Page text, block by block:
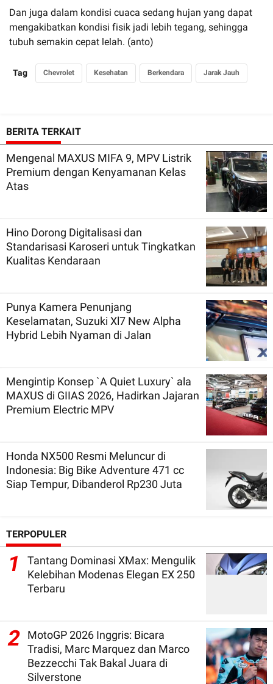
Dan juga dalam kondisi cuaca sedang hujan yang dapat
mengakibatkan kondisi fisik jadi lebih tegang, sehingga
tubuh semakin cepat lelah. (anto)
Tag Chevrolet Kesehatan Berkendara Jarak Jauh
BERITA TERKAIT
Mengenal MAXUS MIFA 9, MPV Listrik
Premium dengan Kenyamanan Kelas
Atas
Hino Dorong Digitalisasi dan
Standarisasi Karoseri untuk Tingkatkan
Kualitas Kendaraan
Punya Kamera Penunjang
Keselamatan, Suzuki Xl7 New Alpha
Hybrid Lebih Nyaman di Jalan
Mengintip Konsep `A Quiet Luxury` ala
MAXUS di GIIAS 2026, Hadirkan Jajaran
Premium Electric MPV
Honda NX500 Resmi Meluncur di
Indonesia: Big Bike Adventure 471 cc
Siap Tempur, Dibanderol Rp230 Juta
TERPOPULER
1
Tantang Dominasi XMax: Mengulik
Kelebihan Modenas Elegan EX 250
Terbaru
2
MotoGP 2026 Inggris: Bicara
Tradisi, Marc Marquez dan Marco
Bezzecchi Tak Bakal Juara di
Silverstone